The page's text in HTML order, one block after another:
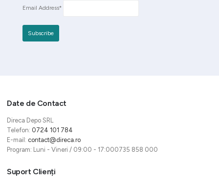
Email Address*
Date de Contact
Direca Depo SRL
Telefon: 0724 101 784
E-mail: contact@direca.ro
Program: Luni - Vineri / 09:00 - 17:000735 858 000
Suport Clienți